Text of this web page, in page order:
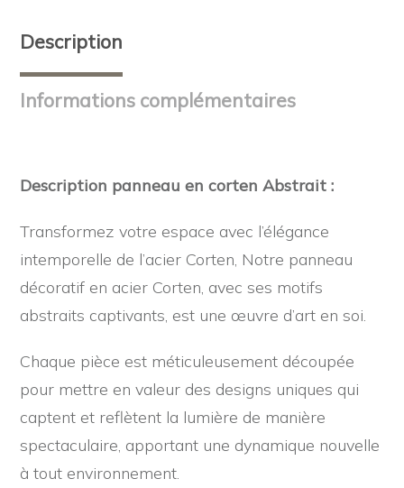
3
Description
Informations complémentaires
Description panneau en corten Abstrait :
Transformez votre espace avec l’élégance
intemporelle de l’acier Corten, Notre panneau
décoratif en acier Corten, avec ses motifs
abstraits captivants, est une œuvre d’art en soi.
Chaque pièce est méticuleusement découpée
pour mettre en valeur des designs uniques qui
captent et reflètent la lumière de manière
spectaculaire, apportant une dynamique nouvelle
à tout environnement.